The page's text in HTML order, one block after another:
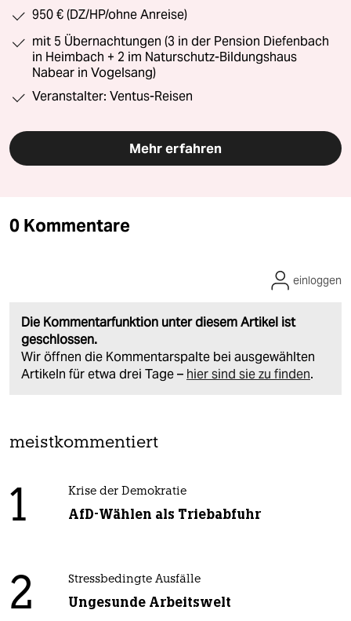
950 € (DZ/HP/ohne Anreise)
mit 5 Übernachtungen (3 in der Pension Diefenbach
in Heimbach + 2 im Naturschutz-Bildungshaus
Nabear in Vogelsang)
Veranstalter: Ventus-Reisen
Mehr erfahren
0 Kommentare
Die Kommentarfunktion unter diesem Artikel ist
geschlossen.
Wir öffnen die Kommentarspalte bei ausgewählten
Artikeln für etwa drei Tage – hier sind sie zu finden.
einloggen
meistkommentiert
1 Krise der Demokratie
AfD-Wählen als Triebabfuhr
2 Stressbedingte Ausfälle
Ungesunde Arbeitswelt